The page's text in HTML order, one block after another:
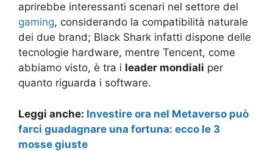
aprirebbe interessanti scenari nel settore del
gaming, considerando la compatibilità naturale
dei due brand; Black Shark infatti dispone delle
tecnologie hardware, mentre Tencent, come
abbiamo visto, è tra i leader mondiali per
quanto riguarda i software.
Leggi anche: Investire ora nel Metaverso può
farci guadagnare una fortuna: ecco le 3
mosse giuste